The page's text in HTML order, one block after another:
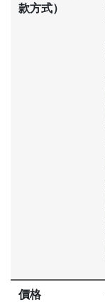
款方式）
價格